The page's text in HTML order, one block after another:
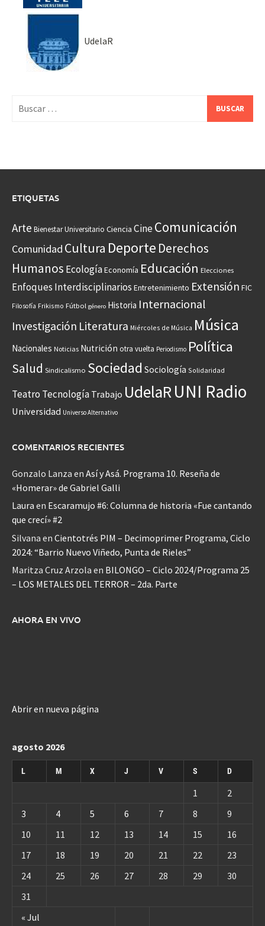
UdelaR
ETIQUETAS
Arte Bienestar Universitario Ciencia CineComunicación
Comunidad Cultura Deporte Derechos
Humanos EcologíaEconomía Educación Elecciones
Enfoques Interdisciplinarios Entretenimiento Extensión FIC
Filosofía Frikismo Fútbol género Historia Internacional
Investigación Literatura Miércoles de Música Música
Nacionales Noticias Nutrición otra vuelta Periodismo Política
Salud Sindicalismo Sociedad Sociología Solidaridad
Teatro Tecnología Trabajo UdelaR UNI Radio
Universidad Universo Alternativo
COMENTARIOS RECIENTES
Gonzalo Lanza en Así y Asá. Programa 10. Reseña de
«Homerar» de Gabriel Galli
Laura en Escaramujo #6: Columna de historia «Fue cantando
que crecí» #2
Silvana en Cientotrés PIM – Decimoprimer Programa, Ciclo
2024: “Barrio Nuevo Viñedo, Punta de Rieles”
Maritza Cruz Arzola en BILONGO – Ciclo 2024/Programa 25
– LOS METALES DEL TERROR – 2da. Parte
AHORA EN VIVO
Abrir en nueva página
agosto 2026
L M X J V S D
« Jul
1
2
3
4 5 6 7 8
9
10
11 12 13 14 15
16
17
18 19 20 21 22
23
24
25 26 27 28 29
30
31